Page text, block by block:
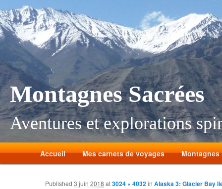
Montagnes Sacrées
Aventures et explorations
Accueil Mes carnets de voyages Montagnes
Published3 juin 2018 at3024 × 4032inAlaska 3: Glacier Bay